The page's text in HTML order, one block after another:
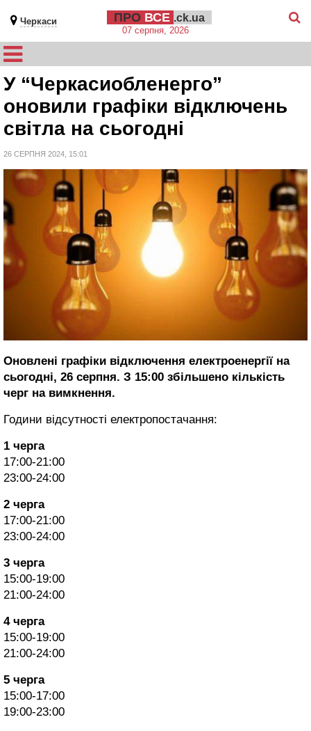
Черкаси ПРО ВСЕ .ck.ua
07 серпня, 2026
У “Черкасиобленерго”
оновили графіки відключень
світла на сьогодні
26 СЕРПНЯ 2024, 15:01
Оновлені графіки відключення електроенергії на
сьогодні, 26 серпня. З 15:00 збільшено кількість
черг на вимкнення.
Години відсутності електропостачання:
1 черга
17:00-21:00
23:00-24:00
2 черга
17:00-21:00
23:00-24:00
3 черга
15:00-19:00
21:00-24:00
4 черга
15:00-19:00
21:00-24:00
5 черга
15:00-17:00
19:00-23:00